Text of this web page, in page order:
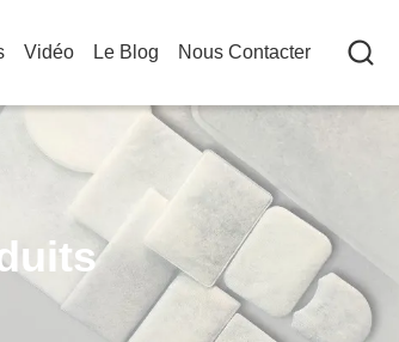
Vidéo Le Blog Nous Contacter